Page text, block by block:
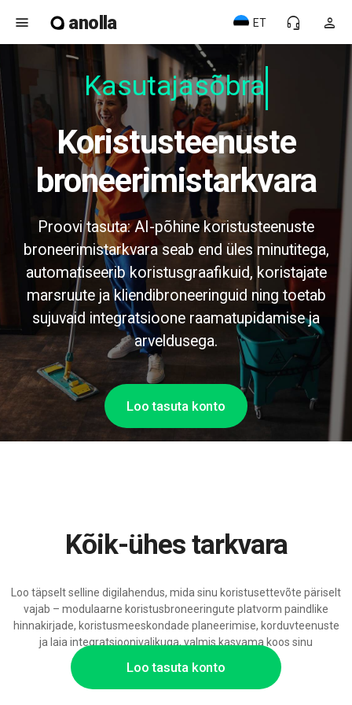
menu anolla person
headset_mic
ET
Kasutajasõbrali
Koristusteenuste
broneerimistarkvara
Proovi tasuta: AI-põhine koristusteenuste
broneerimistarkvara seab end üles minutitega,
automatiseerib koristusgraafikuid, koristajate
marsruute ja kliendibroneeringuid ning toetab
sujuvaid integratsioone raamatupidamise ja
arveldusega.
Loo tasuta konto
Loo tasuta konto
Kõik-ühes tarkvara
Loo täpselt selline digilahendus, mida sinu koristusettevõte päriselt
vajab – modulaarne koristusbroneeringute platvorm paindlike
hinnakirjade, koristusmeeskondade planeerimise, korduvteenuste
ja laia integratsioonivalikuga, valmis kasvama koos sinu